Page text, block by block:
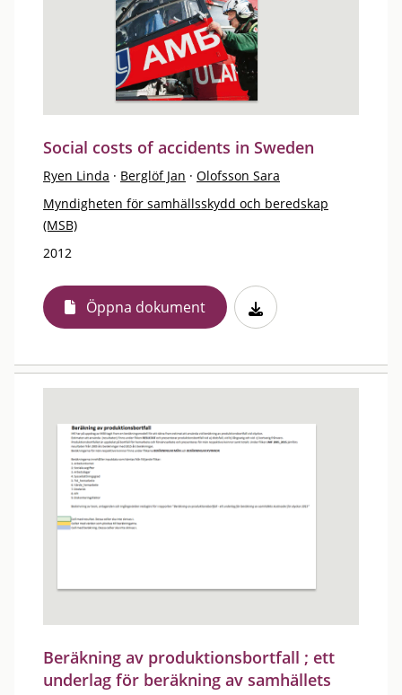
Social costs of accidents in Sweden
Ryen Linda · Berglöf Jan · Olofsson Sara
Myndigheten för samhällsskydd och beredskap
(MSB)
2012
Öppna dokument
Beräkning av produktionsbortfall ; ett
underlag för beräkning av samhällets